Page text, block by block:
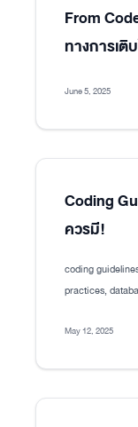
From
ทางการเติ
June 5, 2025
Coding
ควรมี!
coding
practices,
May 12, 2025